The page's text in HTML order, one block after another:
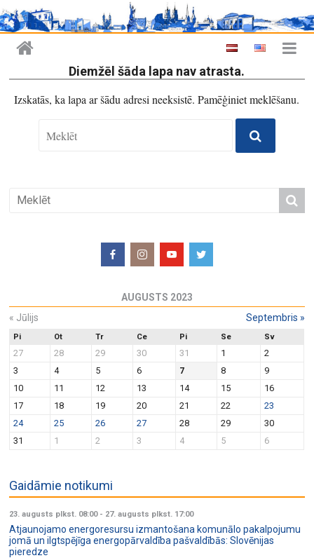
Diemžēl šāda lapa nav atrasta.
Izskatās, ka lapa ar šādu adresi neeksistē. Pamēģiniet meklēšanu.
AUGUSTS 2023
« Jūlijs Septembris »
Pi Ot Tr Ce Pi Se Sv
27 28 29 30 31 1
2
3
4 5 6 7 8
9
10
11 12 13 14 15
16
17
18 19 20 21 22
23
24
25 26 27 28 29
30
31
1 2 3 4 5 6
Gaidāmie notikumi
23. augusts plkst. 08:00- 27. augusts plkst. 17:00
Atjaunojamo energoresursu izmantošana komunālo pakalpojumu
jomā un ilgtspējīga energopārvaldība pašvaldībās: Slovēnijas
pieredze